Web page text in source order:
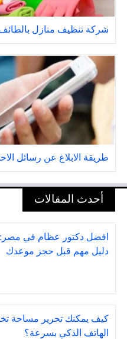
شركة تنظيف منازل
طريقة الابلاغ عن رسائل
أحدث المقالات
افضل دكتور عظام في مصر:
دليل مهم قبل حجز موعدك
كيف يمكنك تحرير مساحة
الهاتف الذكي بسرعة؟